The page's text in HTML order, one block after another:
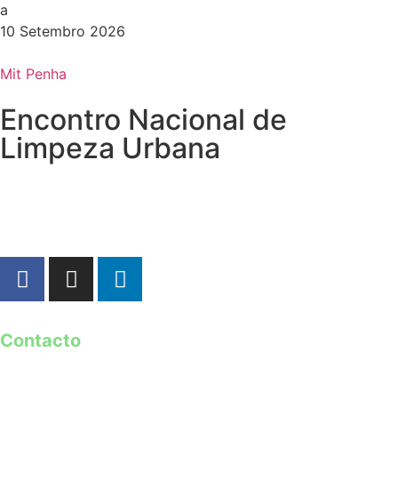
a
10 Setembro 2026
Mit Penha
Encontro Nacional de
Limpeza Urbana
Contacto